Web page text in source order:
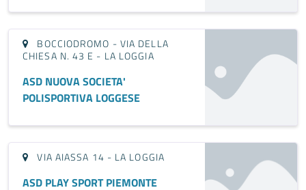
BOCCIODROMO - VIA DELLA
CHIESA N. 43 E - LA LOGGIA
ASD NUOVA SOCIETA'
POLISPORTIVA LOGGESE
VIA AIASSA 14 - LA LOGGIA
ASD PLAY SPORT PIEMONTE